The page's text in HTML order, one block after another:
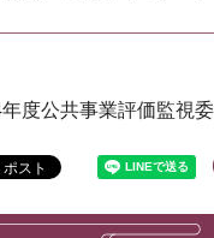
度公共事業評価監視